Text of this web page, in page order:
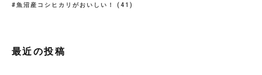
魚沼産コシヒカリがおいしい！ (41)
最近の投稿